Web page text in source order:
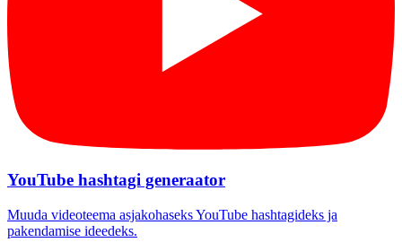
YouTube hashtagi generaator
Muuda videoteema asjakohaseks YouTube hashtagideks ja
pakendamise ideedeks.